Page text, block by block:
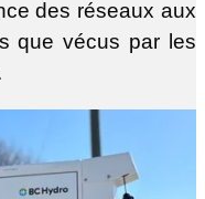
des réseaux aux
que vécus par les